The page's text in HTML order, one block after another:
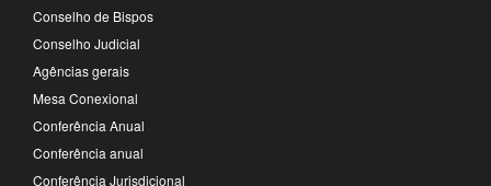
Conselho de Bispos
Conselho Judicial
Agências gerais
Mesa Conexional
Conferência Anual
Conferência anual
Conferência Jurisdicional